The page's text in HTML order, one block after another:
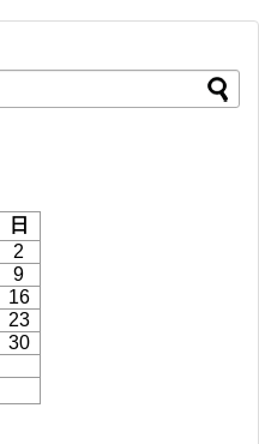
日
2
9
16
23
30